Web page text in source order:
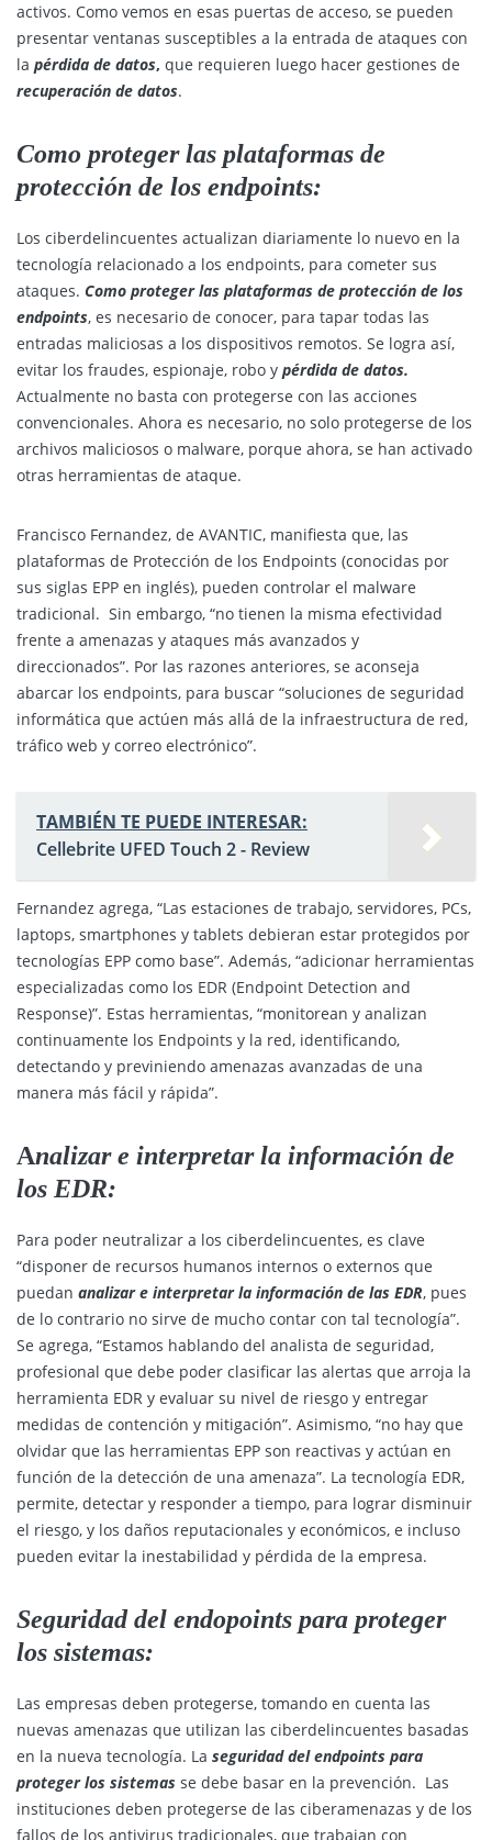
activos. Como vemos en esas puertas de acceso, se pueden
presentar ventanas susceptibles a la entrada de ataques con
la pérdida de datos, que requieren luego hacer gestiones de
recuperación de datos.
Como proteger las plataformas de
protección de los endpoints:
Los ciberdelincuentes actualizan diariamente lo nuevo en la
tecnología relacionado a los endpoints, para cometer sus
ataques. Como proteger las plataformas de protección de los
endpoints, es necesario de conocer, para tapar todas las
entradas maliciosas a los dispositivos remotos. Se logra así,
evitar los fraudes, espionaje, robo y pérdida de datos.
Actualmente no basta con protegerse con las acciones
convencionales. Ahora es necesario, no solo protegerse de los
archivos maliciosos o malware, porque ahora, se han activado
otras herramientas de ataque.
Francisco Fernandez, de AVANTIC, manifiesta que, las
plataformas de Protección de los Endpoints (conocidas por
sus siglas EPP en inglés), pueden controlar el malware
tradicional. Sin embargo, “no tienen la misma efectividad
frente a amenazas y ataques más avanzados y
direccionados”. Por las razones anteriores, se aconseja
abarcar los endpoints, para buscar “soluciones de seguridad
informática que actúen más allá de la infraestructura de red,
tráfico web y correo electrónico”.
TAMBIÉN TE PUEDE INTERESAR:
Cellebrite UFED Touch 2 - Review
Fernandez agrega, “Las estaciones de trabajo, servidores, PCs,
laptops, smartphones y tablets debieran estar protegidos por
tecnologías EPP como base”. Además, “adicionar herramientas
especializadas como los EDR (Endpoint Detection and
Response)”. Estas herramientas, “monitorean y analizan
continuamente los Endpoints y la red, identificando,
detectando y previniendo amenazas avanzadas de una
manera más fácil y rápida”.
Analizar e interpretar la información de
los EDR:
Para poder neutralizar a los ciberdelincuentes, es clave
“disponer de recursos humanos internos o externos que
puedan analizar e interpretar la información de las EDR, pues
de lo contrario no sirve de mucho contar con tal tecnología”.
Se agrega, “Estamos hablando del analista de seguridad,
profesional que debe poder clasificar las alertas que arroja la
herramienta EDR y evaluar su nivel de riesgo y entregar
medidas de contención y mitigación”. Asimismo, “no hay que
olvidar que las herramientas EPP son reactivas y actúan en
función de la detección de una amenaza”. La tecnología EDR,
permite, detectar y responder a tiempo, para lograr disminuir
el riesgo, y los daños reputacionales y económicos, e incluso
pueden evitar la inestabilidad y pérdida de la empresa.
Seguridad del endopoints para proteger
los sistemas:
Las empresas deben protegerse, tomando en cuenta las
nuevas amenazas que utilizan las ciberdelincuentes basadas
en la nueva tecnología. La seguridad del endpoints para
proteger los sistemas se debe basar en la prevención. Las
instituciones deben protegerse de las ciberamenazas y de los
fallos de los antivirus tradicionales, que trabajan con